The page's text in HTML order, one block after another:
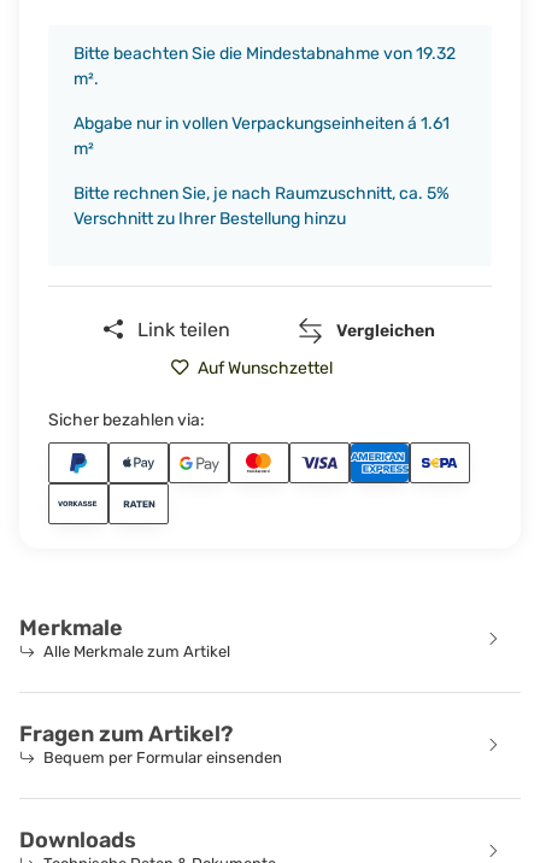
x
Bitte beachten Sie die Mindestabnahme von 19.32
m².
Abgabe nur in vollen Verpackungseinheiten á 1.61
m²
Bitte rechnen Sie, je nach Raumzuschnitt, ca. 5%
Verschnitt zu Ihrer Bestellung hinzu
Link teilen
Vergleichen
Auf Wunschzettel
Sicher bezahlen via:
Merkmale
Alle Merkmale zum Artikel
Fragen zum Artikel?
Bequem per Formular einsenden
Downloads